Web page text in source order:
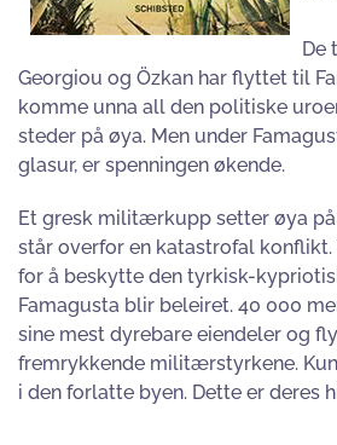
De
Georgiou og Özkan har flyttet til
komme unna all den politiske
steder på øya. Men under
glasur, er spenningen økende.
Et gresk militærkupp setter øya
står overfor en katastrofal konflikt.
for å beskytte den tyrkisk-
Famagusta blir beleiret. 40 000
sine mest dyrebare eiendeler og
fremrykkende militærstyrkene.
i den forlatte byen. Dette er deres